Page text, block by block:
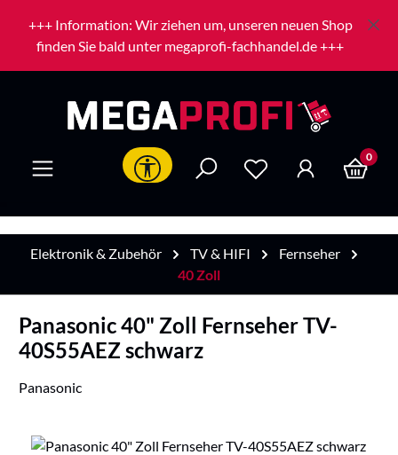
Zum Hauptinhalt springen
+++ Information: Wir ziehen um, unseren neuen Shop
finden Sie bald unter megaprofi-fachhandel.de +++
Werkzeugleiste anzeigen 0
Elektronik & Zubehör TV & HIFI
Fernseher
40 Zoll
Panasonic 40" Zoll Fernseher TV-
40S55AEZ schwarz
Panasonic
Bildergalerie überspringen